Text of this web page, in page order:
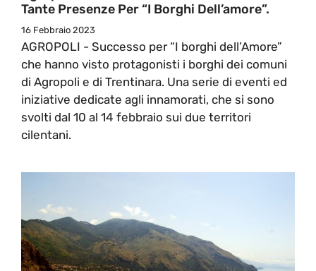
Tante Presenze Per “I Borghi Dell’amore”.
16 Febbraio 2023
AGROPOLI - Successo per “I borghi dell’Amore”
che hanno visto protagonisti i borghi dei comuni
di Agropoli e di Trentinara. Una serie di eventi ed
iniziative dedicate agli innamorati, che si sono
svolti dal 10 al 14 febbraio sui due territori
cilentani.